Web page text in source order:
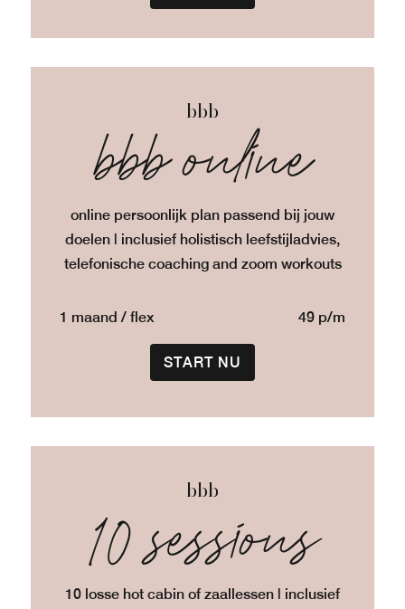
bbb
bbb online
online persoonlijk plan passend bij jouw
doelen | inclusief holistisch leefstijladvies,
telefonische coaching and zoom workouts
1 maand / flex 49 p/m
START NU
bbb
10 sessions
10 losse hot cabin of zaallessen | inclusief